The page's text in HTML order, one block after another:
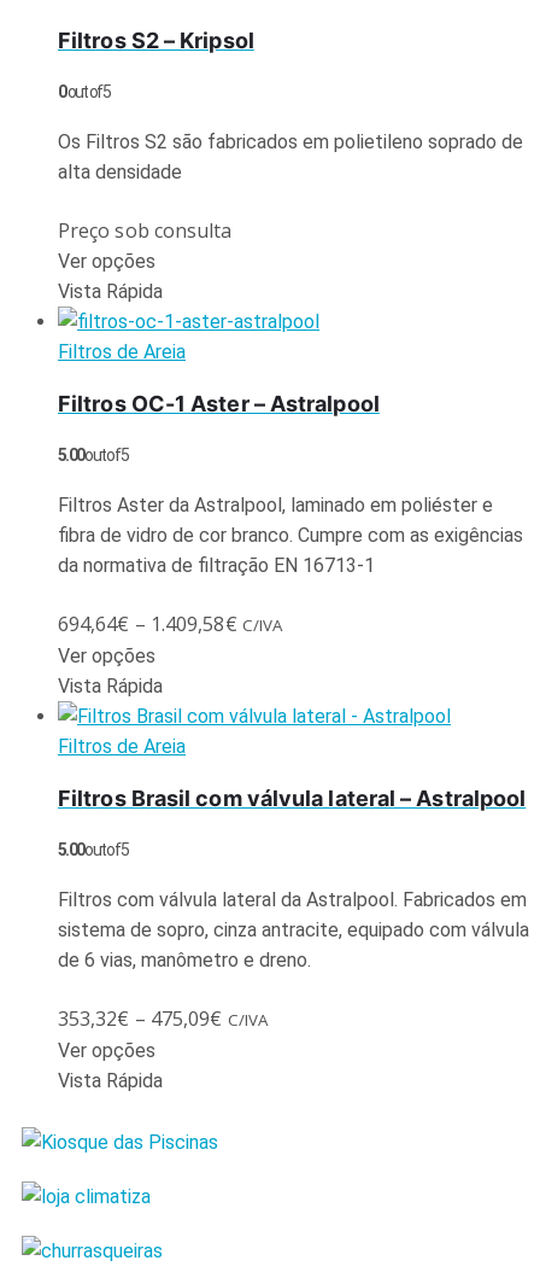
Filtros S2 – Kripsol
0out of 5
Os Filtros S2 são fabricados em polietileno soprado de
alta densidade
Preço sob consulta
Ver opções
Vista Rápida
Filtros de Areia
Filtros OC-1 Aster – Astralpool
5.00out of 5
Filtros Aster da Astralpool, laminado em poliéster e
fibra de vidro de cor branco. Cumpre com as exigências
da normativa de filtração EN 16713-1
694,64€ – 1.409,58€ C/IVA
Ver opções
Vista Rápida
Filtros de Areia
Filtros Brasil com válvula lateral – Astralpool
5.00out of 5
Filtros com válvula lateral da Astralpool. Fabricados em
sistema de sopro, cinza antracite, equipado com válvula
de 6 vias, manômetro e dreno.
353,32€ – 475,09€ C/IVA
Ver opções
Vista Rápida